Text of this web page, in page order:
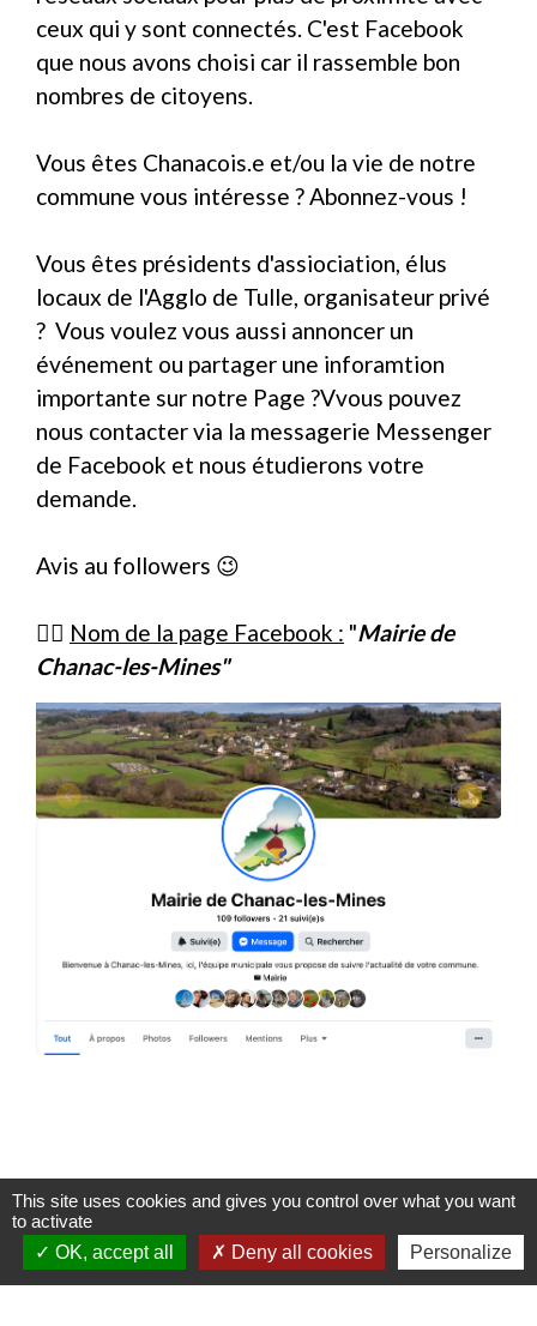
ceux qui y sont connectés. C'est Facebook
que nous avons choisi car il rassemble bon
nombres de citoyens.
Vous êtes Chanacois.e et/ou la vie de notre
commune vous intéresse ? Abonnez-vous !
Vous êtes présidents d'assiociation, élus
locaux de l'Agglo de Tulle, organisateur privé
? Vous voulez vous aussi annoncer un
événement ou partager une inforamtion
importante sur notre Page ?Vvous pouvez
nous contacter via la messagerie Messenger
de Facebook et nous étudierons votre
demande.
Avis au followers 😉
👉🏻 Nom de la page Facebook : "Mairie de
Chanac-les-Mines"
Informations de contact
Commune de Chanac-les-Mines
This site uses cookies and gives you control over what you want
to activate
OK, accept all
Deny all cookies Personalize